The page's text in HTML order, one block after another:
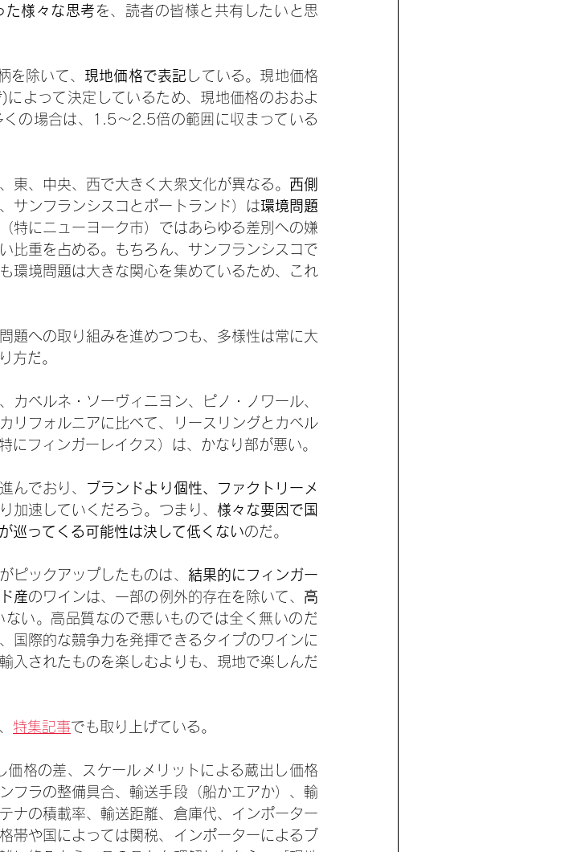
た様々な思考 を、読者の皆様と共有したいと思
を除いて、 現地価格で表記 している。現地価格
よって決定しているため、現地価格のおおよ
の場合は、1.5〜2.5倍の範囲に収まっている
東、中央、西で大きく大衆文化が異なる。
西側
サンフランシスコとポートランド）は環境問題
特にニューヨーク市）ではあらゆる差別への嫌
比重を占める。もちろん、サンフランシスコで
環境問題は大きな関心を集めているため、これ
題への取り組みを進めつつも、多様性は常に大
方だ。
カベルネ・ソーヴィニヨン、ピノ・ノワール、
リフォルニアに比べて、リースリングとカベル
にフィンガーレイクス）は、かなり部が悪い。
んでおり、 ブランドより個性、ファクトリーメ
加速していくだろう。つまり、 様々な要因で国
巡ってくる可能性は決して低くないのだ。
ピックアップしたものは、 結果的にフィンガー
産のワインは、一部の例外的存在を除いて、 高
ない。高品質なので悪いものでは全く無いのだ
国際的な競争力を発揮できるタイプのワインに
入されたものを楽しむよりも、現地で楽しんだ
特集記事でも取り上げている。
格の差、スケールメリットによる蔵出し価格
フラの整備具合、輸送手段（船かエアか）、輸
ナの積載率、輸送距離、倉庫代、インポーター
帯や国によっては関税、インポーターによるブ